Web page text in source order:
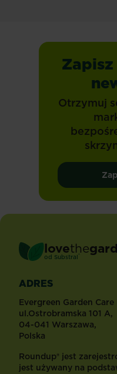
Zapisz
Otrzymuj
lovethe
od Substral ®
ADRES
Evergreen Garden
ul.Ostrobramska 101 A,
04-041 Warszawa,
Polska
Roundup® jest
jest używany na